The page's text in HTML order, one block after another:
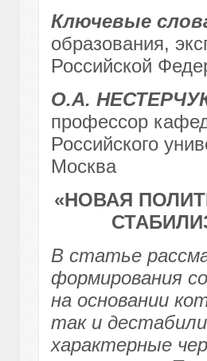
Ключевые
образования,
Российской
О.А.
профессор
Российского
Москва
«НОВАЯ
В статье
формирования
на основании
так и
характерные